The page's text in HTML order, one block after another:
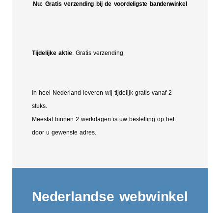
Nu: Gratis verzending bij de voordeligste bandenwinkel
Tijdelijke aktie. Gratis verzending
In heel Nederland leveren wij tijdelijk gratis vanaf 2
stuks.
Meestal binnen 2 werkdagen is uw bestelling op het
door u gewenste adres.
Nederlandse webwinkel